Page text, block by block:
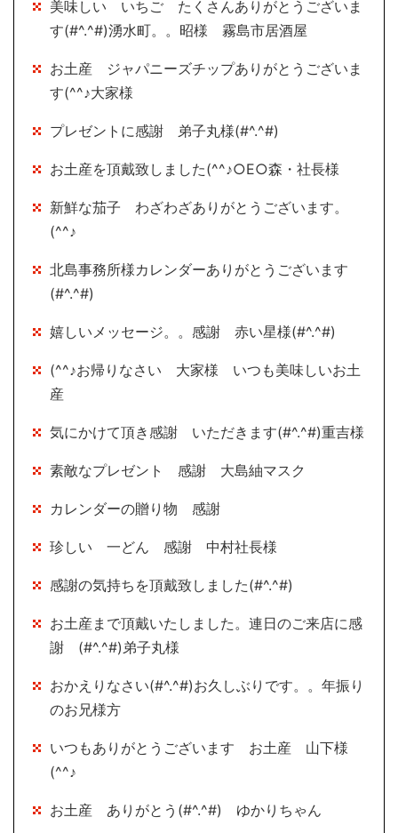
美味しい いちご たくさんありがとうございま
す(#^.^#)湧水町。。昭様 霧島市居酒屋
お土産 ジャパニーズチップありがとうございま
す(^^♪大家様
プレゼントに感謝 弟子丸様(#^.^#)
お土産を頂戴致しました(^^♪○E○森・社長様
新鮮な茄子 わざわざありがとうございます。
(^^♪
北島事務所様カレンダーありがとうございます
(#^.^#)
嬉しいメッセージ。。感謝 赤い星様(#^.^#)
(^^♪お帰りなさい 大家様 いつも美味しいお土
産
気にかけて頂き感謝 いただきます(#^.^#)重吉様
素敵なプレゼント 感謝 大島紬マスク
カレンダーの贈り物 感謝
珍しい 一どん 感謝 中村社長様
感謝の気持ちを頂戴致しました(#^.^#)
お土産まで頂戴いたしました。連日のご来店に感
謝 (#^.^#)弟子丸様
おかえりなさい(#^.^#)お久しぶりです。。年振り
のお兄様方
いつもありがとうございます お土産 山下様
(^^♪
お土産 ありがとう(#^.^#) ゆかりちゃん